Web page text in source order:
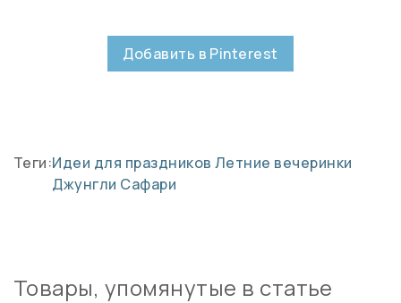
Добавить в Pinterest
Теги:Идеи для праздниковЛетние вечеринки
Джунгли Сафари
Товары, упомянутые в статье